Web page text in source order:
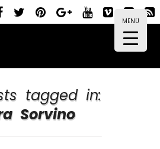
MENÜ
tagged in:
Sorvino